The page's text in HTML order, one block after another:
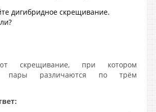
дигибридное скрещивание.
скрещивание, при котором
пары различаются по трём